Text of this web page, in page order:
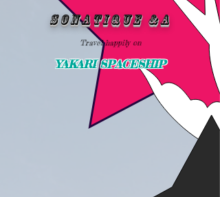
SonATIQUE &A
Travel happily on
YAKARI SPACESHIP